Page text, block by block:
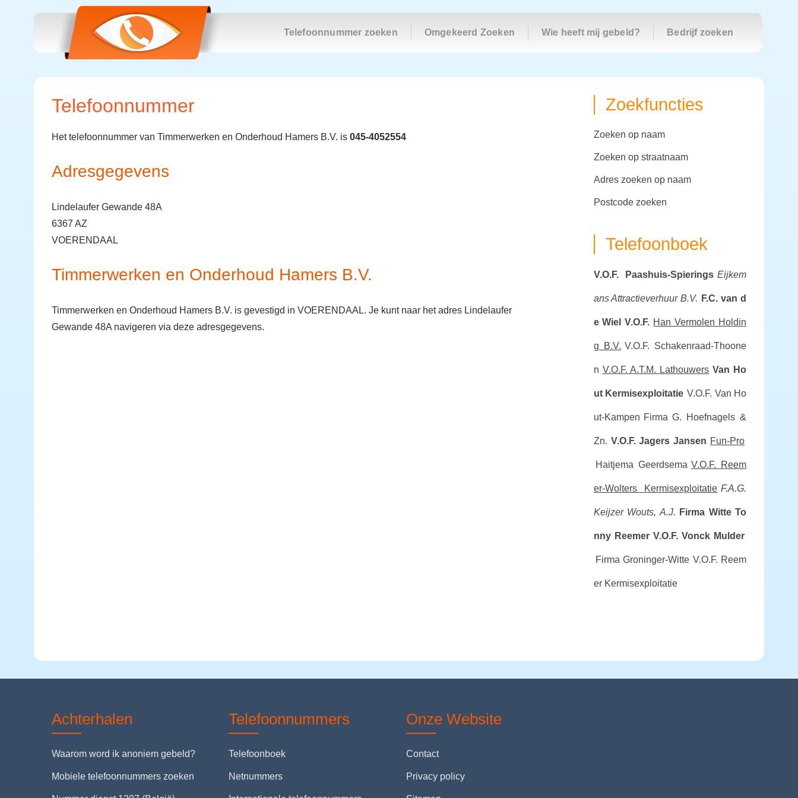
Telefoonnummer zoeken Omgekeerd Zoeken Wie heeft mij gebeld? Bedrijf zoeken
Telefoonnummer
Het telefoonnummer van Timmerwerken en Onderhoud Hamers B.V. is 045-4052554
Adresgegevens
Lindelaufer Gewande 48A
6367 AZ
VOERENDAAL
Timmerwerken en Onderhoud Hamers B.V.
Timmerwerken en Onderhoud Hamers B.V. is gevestigd in VOERENDAAL. Je kunt naar het adres Lindelaufer
Gewande 48A navigeren via deze adresgegevens.
Zoekfuncties
zoeken op naam
zoeken op straatnaam
adres zoeken op naam
postcode zoeken
Telefoonboek
V.O.F. Paashuis-Spierings Eijkem
ans Attractieverhuur B.V. F.C. van d
e Wiel V.O.F. Han Vermolen Holdin
g B.V. V.O.F. Schakenraad-Thoone
n V.O.F. A.T.M. Lathouwers Van Ho
ut Kermisexploitatie V.O.F. Van Ho
ut-Kampen Firma G. Hoefnagels &
Zn. V.O.F. Jagers Jansen Fun-Pro
Haitjema Geerdsema V.O.F. Reem
er-Wolters Kermisexploitatie F.A.G.
Keijzer Wouts, A.J. Firma Witte To
nny Reemer V.O.F. Vonck Mulder
Firma Groninger-Witte V.O.F. Reem
er Kermisexploitatie
Achterhalen
Waarom word ik anoniem gebeld?
Mobiele telefoonnummers zoeken
Telefoonnummers
Telefoonboek
Netnummers
Onze Website
Contact
Privacy policy